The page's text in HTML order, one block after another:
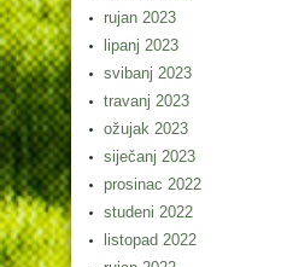
rujan 2023
lipanj 2023
svibanj 2023
travanj 2023
ožujak 2023
siječanj 2023
prosinac 2022
studeni 2022
listopad 2022